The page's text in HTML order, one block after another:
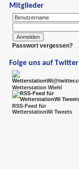
Mitglieder
Passwort vergessen?
Folge uns auf Twitter
Wetterstation Wiehl
RSS-Feed für
WetterstationWi Tweets